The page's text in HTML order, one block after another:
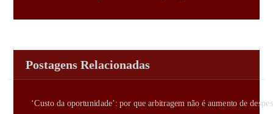
Postagens Relacionadas
‘Custo da oportunidade’: por que arbitragem não é aumento de